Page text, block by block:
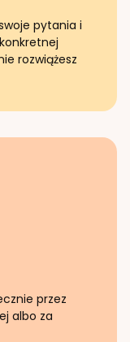
pytania i
rozwiążesz
przez
albo za